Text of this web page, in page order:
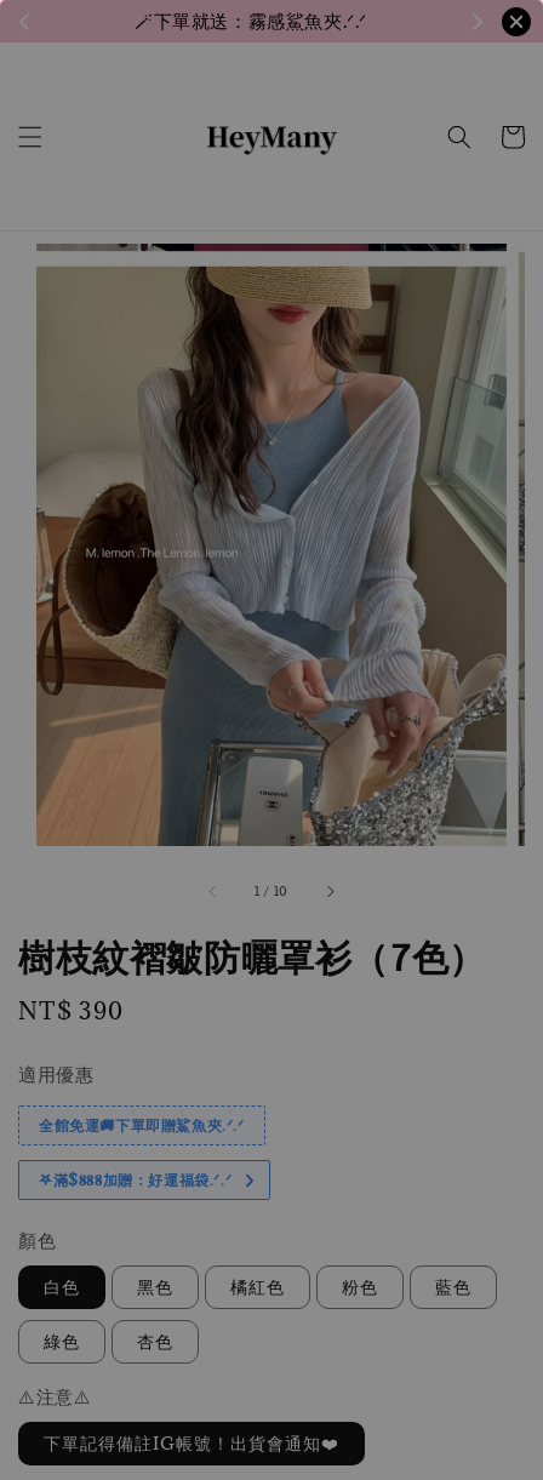
🪄下單就送：霧感鯊魚夾.ᐟ.ᐟ
1 / 10
樹枝紋褶皺防曬罩衫（7色）
Regular
NT$ 390
適用優惠
全館免運🚚下單即贈鯊魚夾.ᐟ.ᐟ
𖤐滿$𝟖𝟖𝟖加贈：好運福袋.ᐟ‪.ᐟ
顏色
白色 黑色 橘紅色 粉色 藍色
綠色 杏色
⚠️注意⚠️
下單記得備註IG帳號！出貨會通知❤️